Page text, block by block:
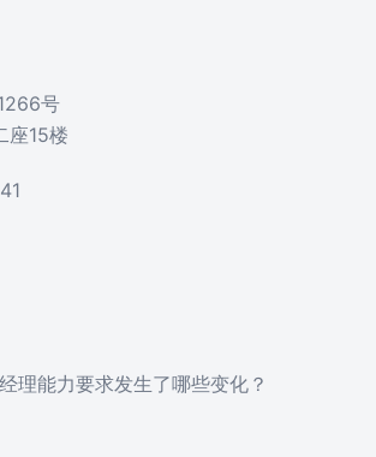
号
座15楼
理能力要求发生了哪些变化？